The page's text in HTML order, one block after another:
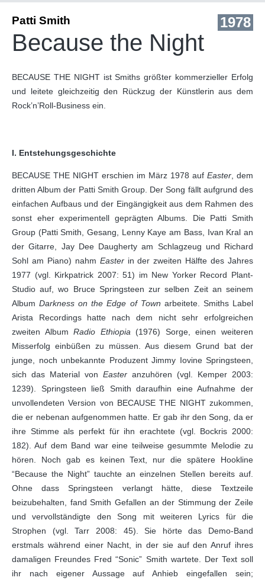
1978
Patti Smith
Because the Night
BECAUSE THE NIGHT ist Smiths größter kommerzieller Erfolg
und leitete gleichzeitig den Rückzug der Künstlerin aus dem
Rock’n’Roll-Business ein.
I. Entstehungsgeschichte
BECAUSE THE NIGHT erschien im März 1978 auf Easter , dem
dritten Album der Patti Smith Group. Der Song fällt aufgrund des
einfachen Aufbaus und der Eingängigkeit aus dem Rahmen des
sonst eher experimentell geprägten Albums. Die Patti Smith
Group (Patti Smith, Gesang, Lenny Kaye am Bass, Ivan Kral an
der Gitarre, Jay Dee Daugherty am Schlagzeug und Richard
Sohl am Piano) nahm Easterin der zweiten Hälfte des Jahres
1977 (vgl. Kirkpatrick 2007: 51) im New Yorker Record Plant-
Studio auf, wo Bruce Springsteen zur selben Zeit an seinem
AlbumDarkness on the Edge of Town arbeitete. Smiths Label
Arista Recordings hatte nach dem nicht sehr erfolgreichen
zweiten AlbumRadio Ethiopia (1976) Sorge, einen weiteren
Misserfolg einbüßen zu müssen. Aus diesem Grund bat der
junge, noch unbekannte Produzent Jimmy Iovine Springsteen,
sich das Material von Easter anzuhören (vgl. Kemper 2003:
1239). Springsteen ließ Smith daraufhin eine Aufnahme der
unvollendeten Version von BECAUSE THE NIGHT zukommen,
die er nebenan aufgenommen hatte. Er gab ihr den Song, da er
ihre Stimme als perfekt für ihn erachtete (vgl. Bockris 2000:
182). Auf dem Band war eine teilweise gesummte Melodie zu
hören. Noch gab es keinen Text, nur die spätere Hookline
“Because the Night” tauchte an einzelnen Stellen bereits auf.
Ohne dass Springsteen verlangt hätte, diese Textzeile
beizubehalten, fand Smith Gefallen an der Stimmung der Zeile
und vervollständigte den Song mit weiteren Lyrics für die
Strophen (vgl. Tarr 2008: 45). Sie hörte das Demo-Band
erstmals während einer Nacht, in der sie auf den Anruf ihres
damaligen Freundes Fred “Sonic” Smith wartete. Der Text soll
ihr nach eigener Aussage auf Anhieb eingefallen sein;